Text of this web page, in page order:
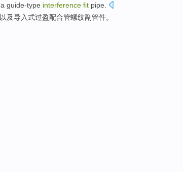
a guide-type interference fit pipe
以及导入式过盈配合管螺纹副管件。